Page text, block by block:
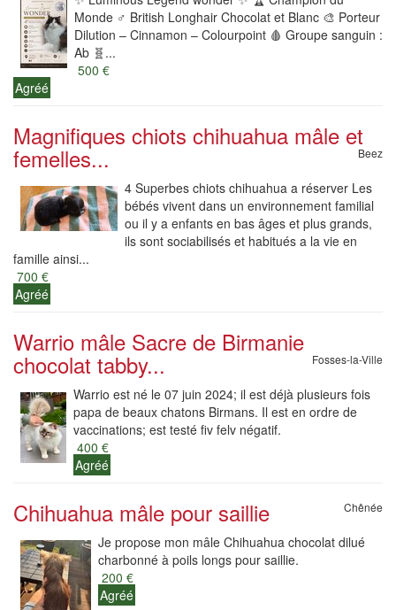
Monde ♂️ British Longhair Chocolat et Blanc 🎨 Porteur
Dilution – Cinnamon – Colourpoint 🩸 Groupe sanguin :
Ab 🧬...
500 €
Agréé
Magnifiques chiots chihuahua mâle et
femelles... Beez
4 Superbes chiots chihuahua a réserver Les
bébés vivent dans un environnement familial
ou il y a enfants en bas âges et plus grands,
ils sont sociabilisés et habitués a la vie en
famille ainsi...
700 €
Agréé
Warrio mâle Sacre de Birmanie
chocolat tabby... Fosses-la-Ville
Warrio est né le 07 juin 2024; il est déjà plusieurs fois
papa de beaux chatons Birmans. Il est en ordre de
vaccinations; est testé fiv felv négatif.
400 €
Agréé
Chihuahua mâle pour saillie Chênée
Je propose mon mâle Chihuahua chocolat dilué
charbonné à poils longs pour saillie.
200 €
Agréé